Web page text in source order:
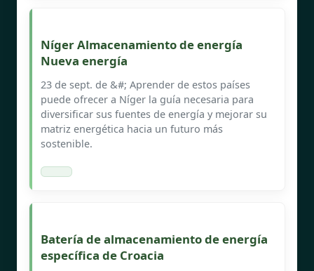
Níger Almacenamiento de energía
Nueva energía
23 de sept. de &#; Aprender de estos países
puede ofrecer a Níger la guía necesaria para
diversificar sus fuentes de energía y mejorar su
matriz energética hacia un futuro más
sostenible.
Batería de almacenamiento de energía
específica de Croacia